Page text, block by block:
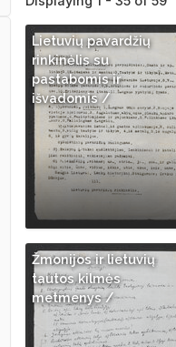
Lietuvių pavardžių
rinkinėlis su
pastabomis ir
išvadomis /
Žmonijos ir lietuvių
tautos kilmės
metmenys /